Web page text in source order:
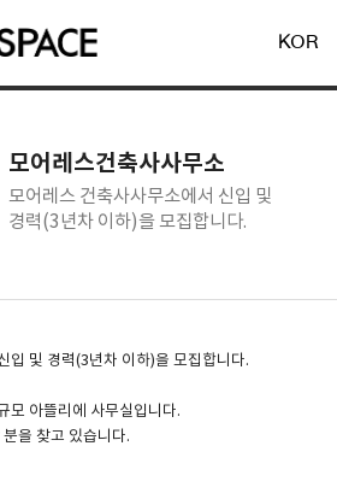
로그인
Twitter 로그인
KOR
모어레스건축사사무소
모어레스 건축사사무소에서 신입 및
경력(3년차 이하)을 모집합니다.
입 및 경력(3년차 이하)을 모집합니다.
모 아뜰리에 사무실입니다.
을 찾고 있습니다.